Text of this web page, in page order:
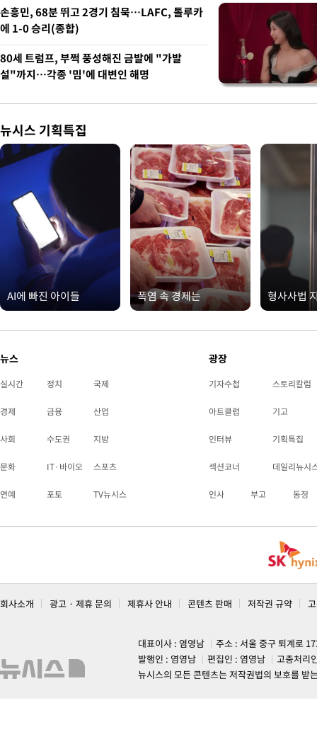
손흥민, 68분 뛰고 2경기 침묵…LAFC, 톨루카
에 1-0 승리(종합)
80세 트럼프, 부쩍 풍성해진 금발에 "가발
설"까지…각종 '밈'에 대변인 해명
뉴시스 기획특집
AI에 빠진 아이들 폭염 속 경제는 형사사법
뉴스
실시간 정치 국제
경제 금융 산업
사회 수도권 지방
문화 IT·바이오 스포츠
연예 포토 TV뉴시스
광장
기자수첩 스토리칼럼
아트클럽 기고
인터뷰 기획특집
섹션코너 데일리뉴시
인사 부고 동정
회사소개 광고 · 제휴 문의 제휴사 안내 콘텐츠 판매 저작권 규약
대표이사 : 염영남
주소 : 서울 중구 퇴계로
발행인 : 염영남
편집인 : 염영남
고충처리
뉴시스의 모든 콘텐츠는 저작권법의 보호를